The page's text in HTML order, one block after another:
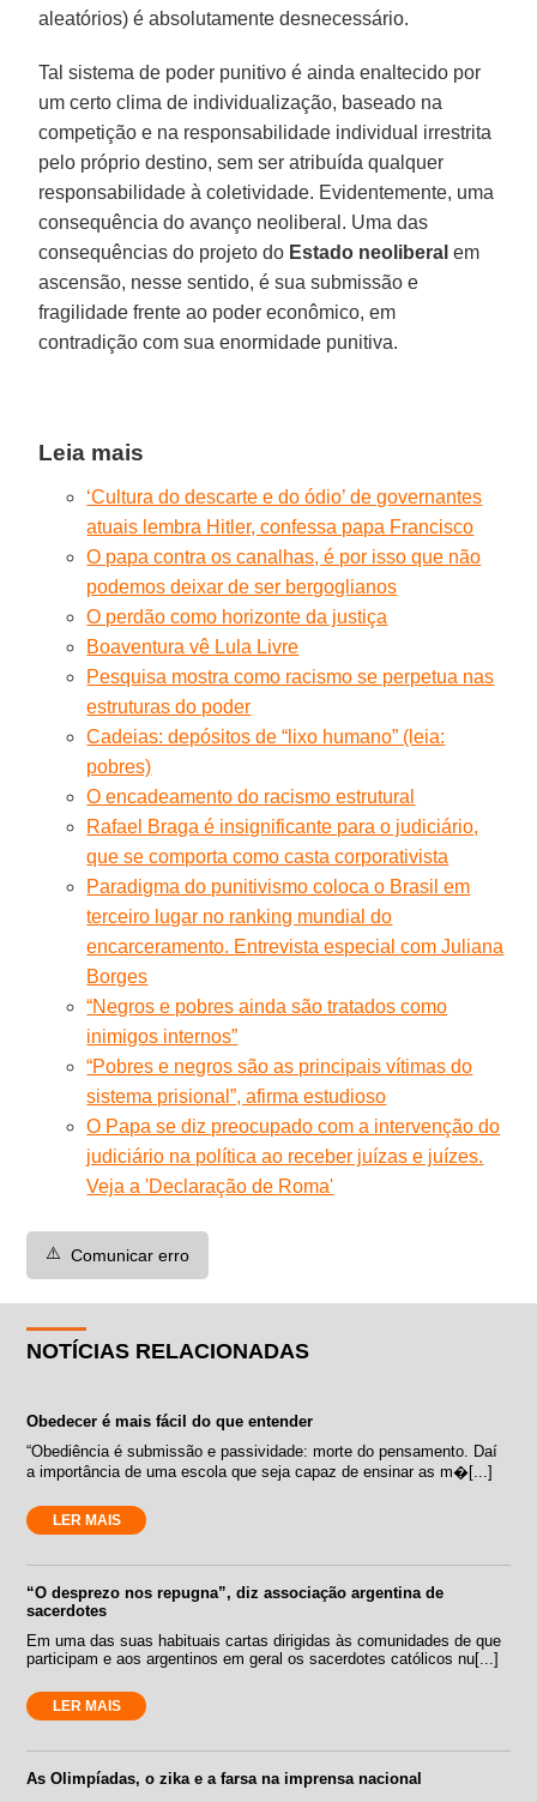
aleatórios) é absolutamente desnecessário.
Tal sistema de poder punitivo é ainda enaltecido por
um certo clima de individualização, baseado na
competição e na responsabilidade individual irrestrita
pelo próprio destino, sem ser atribuída qualquer
responsabilidade à coletividade. Evidentemente, uma
consequência do avanço neoliberal. Uma das
consequências do projeto do Estado neoliberal em
ascensão, nesse sentido, é sua submissão e
fragilidade frente ao poder econômico, em
contradição com sua enormidade punitiva.
Leia mais
‘Cultura do descarte e do ódio’ de governantes
atuais lembra Hitler, confessa papa Francisco
O papa contra os canalhas, é por isso que não
podemos deixar de ser bergoglianos
O perdão como horizonte da justiça
Boaventura vê Lula Livre
Pesquisa mostra como racismo se perpetua nas
estruturas do poder
Cadeias: depósitos de “lixo humano” (leia:
pobres)
O encadeamento do racismo estrutural
Rafael Braga é insignificante para o judiciário,
que se comporta como casta corporativista
Paradigma do punitivismo coloca o Brasil em
terceiro lugar no ranking mundial do
encarceramento. Entrevista especial com Juliana
Borges
“Negros e pobres ainda são tratados como
inimigos internos”
“Pobres e negros são as principais vítimas do
sistema prisional”, afirma estudioso
O Papa se diz preocupado com a intervenção do
judiciário na política ao receber juízas e juízes.
Veja a 'Declaração de Roma'
⚠️ Comunicar erro
NOTÍCIAS RELACIONADAS
Obedecer é mais fácil do que entender
“Obediência é submissão e passividade: morte do pensamento. Daí
a importância de uma escola que seja capaz de ensinar as m�[...]
LER MAIS
“O desprezo nos repugna”, diz associação argentina de
sacerdotes
Em uma das suas habituais cartas dirigidas às comunidades de que
participam e aos argentinos em geral os sacerdotes católicos nu[...]
LER MAIS
As Olimpíadas, o zika e a farsa na imprensa nacional